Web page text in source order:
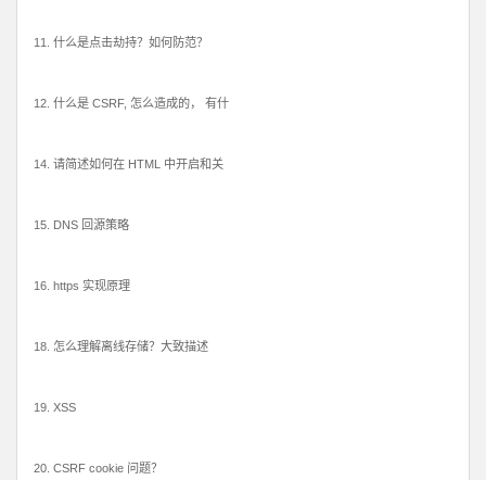
11. 什么是点击劫持？如何防范？
12. 什么是 CSRF, 怎么造成的， 有什
14. 请简述如何在 HTML 中开启和关
15. DNS 回源策略
16. https 实现原理
18. 怎么理解离线存储？大致描述
19. XSS
20. CSRF cookie 问题？